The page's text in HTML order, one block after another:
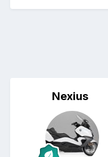
Nexius